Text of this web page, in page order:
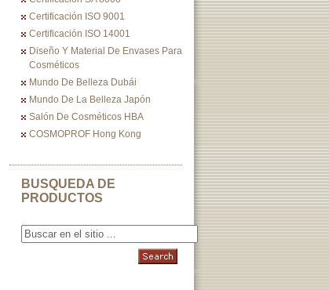
Certificación ISO 9001
Certificación ISO 14001
Diseño Y Material De Envases Para
Cosméticos
Mundo De Belleza Dubái
Mundo De La Belleza Japón
Salón De Cosméticos HBA
COSMOPROF Hong Kong
BUSQUEDA DE
PRODUCTOS